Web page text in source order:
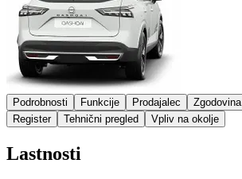
Podrobnosti Funkcije Prodajalec Zgodovina
Register
Tehnični pregled Vpliv na okolje
Lastnosti